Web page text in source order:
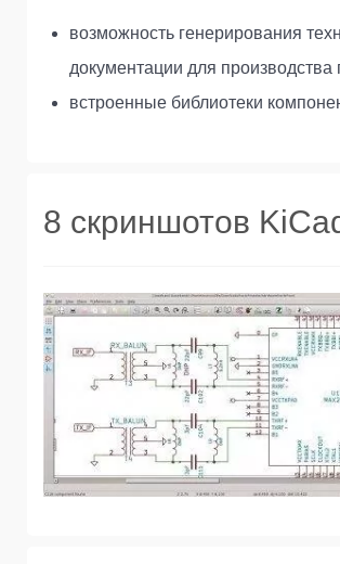
возможность генерирования
документации для производства
встроенные библиотеки
8 скриншотов